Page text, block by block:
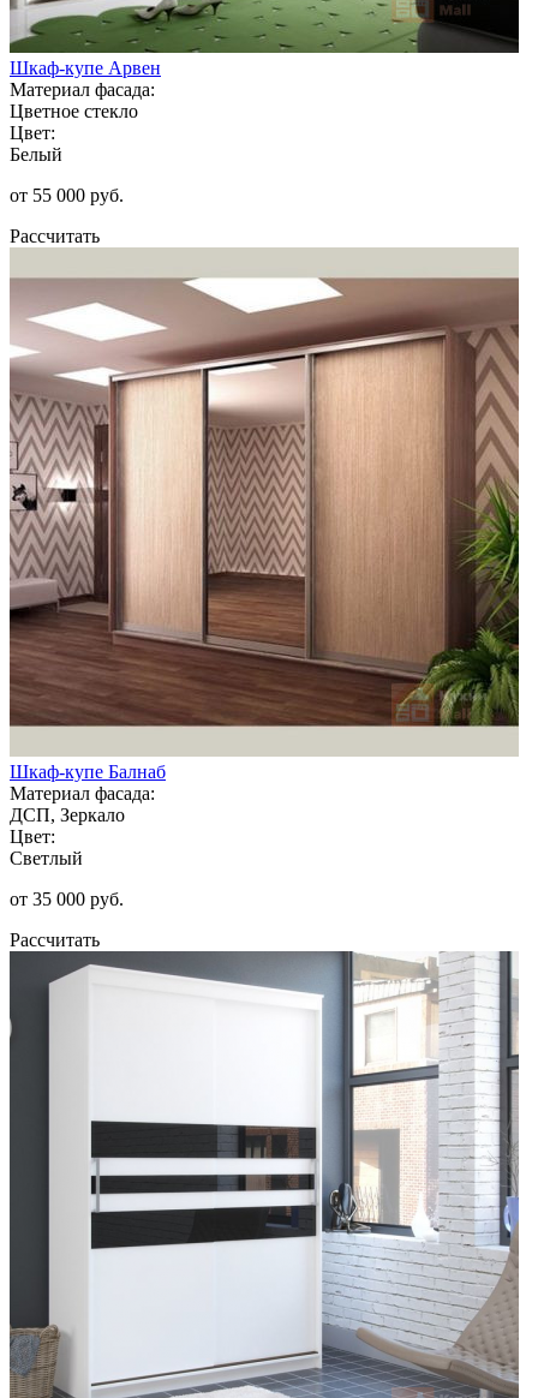
Шкаф-купе Арвен
Материал фасада:
Цветное стекло
Цвет:
Белый
от 55 000 руб.
Рассчитать
Шкаф-купе Балнаб
Материал фасада:
ДСП, Зеркало
Цвет:
Светлый
от 35 000 руб.
Рассчитать